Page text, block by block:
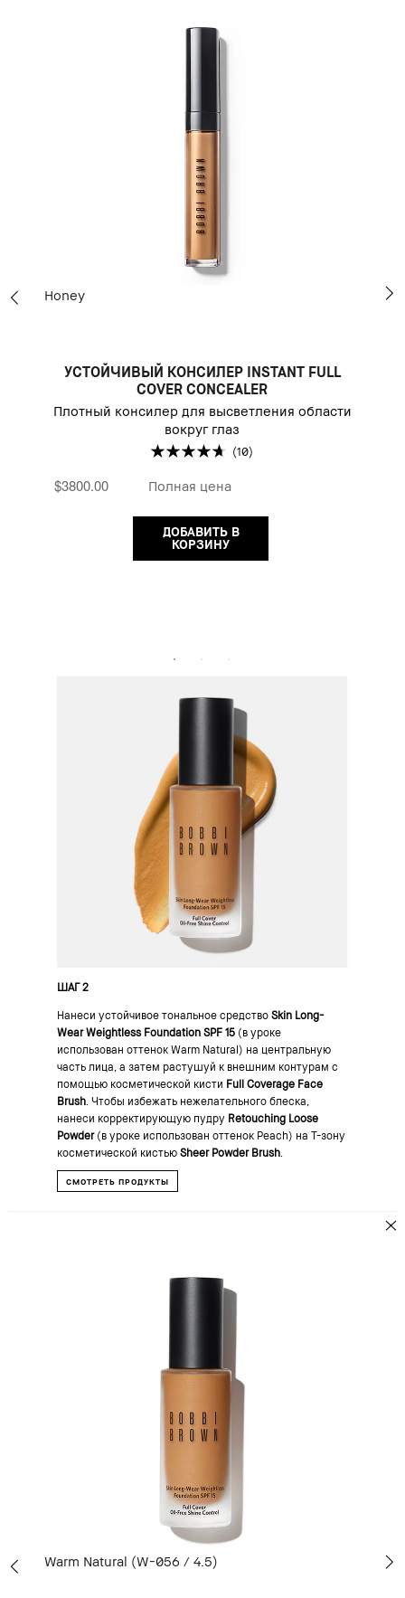
Honey
УСТОЙЧИВЫЙ КОНСИЛЕР INSTANT FULL
COVER CONCEALER
Плотный консилер для высветления области
вокруг глаз
(10)
$3800.00 Полная цена
ДОБАВИТЬ В
КОРЗИНУ
ШАГ 2
Нанеси устойчивое тональное средство Skin Long-
Wear Weightless Foundation SPF 15(в уроке
использован оттенок Warm Natural) на центральную
часть лица, а затем растушуй к внешним контурам с
помощью косметической кисти Full Coverage Face
Brush. Чтобы избежать нежелательного блеска,
нанеси корректирующую пудру Retouching Loose
Powder(в уроке использован оттенок Peach) на Т-зону
косметической кистью Sheer Powder Brush.
СМОТРЕТЬ ПРОДУКТЫ
Warm Natural (W-056 / 4.5)